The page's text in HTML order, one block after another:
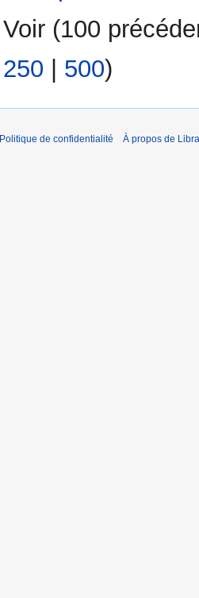
Voir (100
250
500)
Politique de confidentialité À propos de